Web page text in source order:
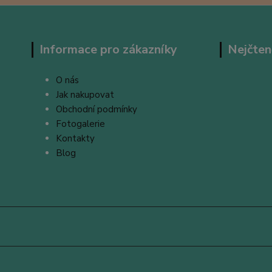
Informace pro zákazníky
O nás
Jak nakupovat
Obchodní podmínky
Fotogalerie
Kontakty
Blog